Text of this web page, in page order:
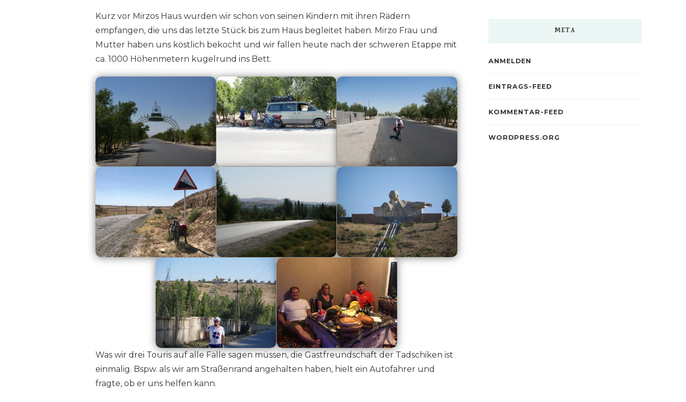
Kurz vor Mirzos Haus wurden wir schon von seinen Kindern mit ihren Rädern
empfangen, die uns das letzte Stück bis zum Haus begleitet haben. Mirzo Frau und
Mutter haben uns köstlich bekocht und wir fallen heute nach der schweren Etappe mit
ca. 1000 Höhenmetern kugelrund ins Bett.
Was wir drei Touris auf alle Fälle sagen müssen, die Gastfreundschaft der Tadschiken ist
einmalig. Bspw. als wir am Straßenrand angehalten haben, hielt ein Autofahrer und
fragte, ob er uns helfen kann.
META
ANMELDEN
EINTRAGS-FEED
KOMMENTAR-FEED
WORDPRESS.ORG